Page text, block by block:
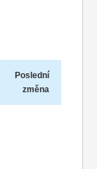
Poslední
změna